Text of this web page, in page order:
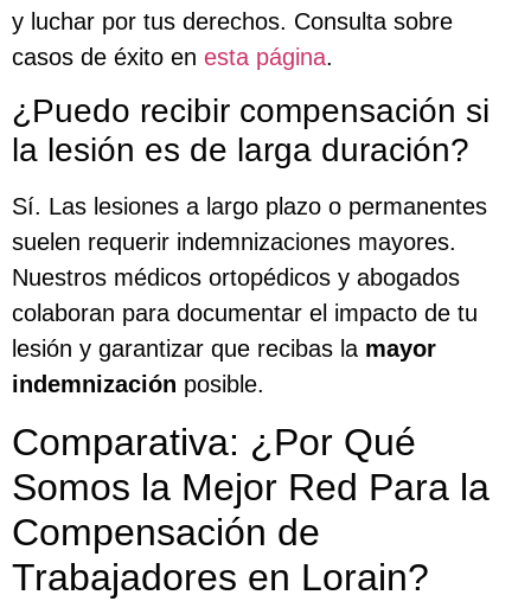
y luchar por tus derechos. Consulta sobre
casos de éxito en esta página.
¿Puedo recibir compensación si
la lesión es de larga duración?
Sí. Las lesiones a largo plazo o permanentes
suelen requerir indemnizaciones mayores.
Nuestros médicos ortopédicos y abogados
colaboran para documentar el impacto de tu
lesión y garantizar que recibas la mayor
indemnización posible.
Comparativa: ¿Por Qué
Somos la Mejor Red Para la
Compensación de
Trabajadores en Lorain?